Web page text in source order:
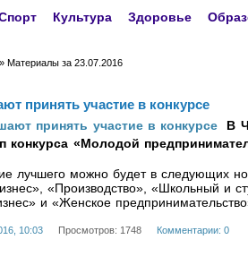
Культура Здоровье
Материалы за 23.07.2016
принять участие в конкурсе
В
конкурса «Молодой
лучшего можно будет в следующих
«Производство», «Школьный и
и «Женское
10:03 Просмотров: 1748 Комментарии: 0